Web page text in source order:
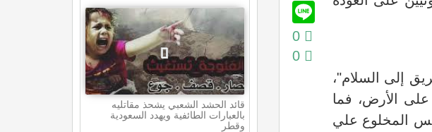
إلى السلام"،
على الأرض، فما
المخلوع علي
Line
0
0
قائد الحشد الشعبي يشحذ مقاتليه
بالعبارات الطائفية ويهدد السعودية
وقطر